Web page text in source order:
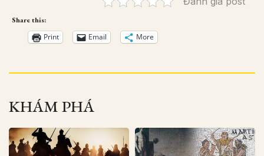
Share this:
Print Email More
KHÁM PHÁ